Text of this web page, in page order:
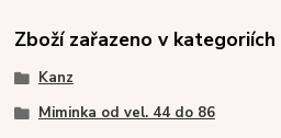
Zboží zařazeno v kategoriích
Kanz
Miminka od vel. 44 do 86